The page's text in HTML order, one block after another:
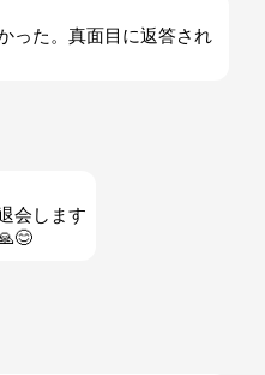
った。真面目に返答され
会します